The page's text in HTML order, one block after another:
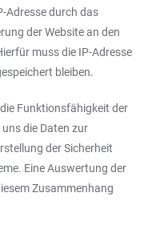
Adresse durch das
der Website an den
muss die IP-Adresse
bleiben.
Funktionsfähigkeit der
die Daten zur
der Sicherheit
Eine Auswertung der
Zusammenhang